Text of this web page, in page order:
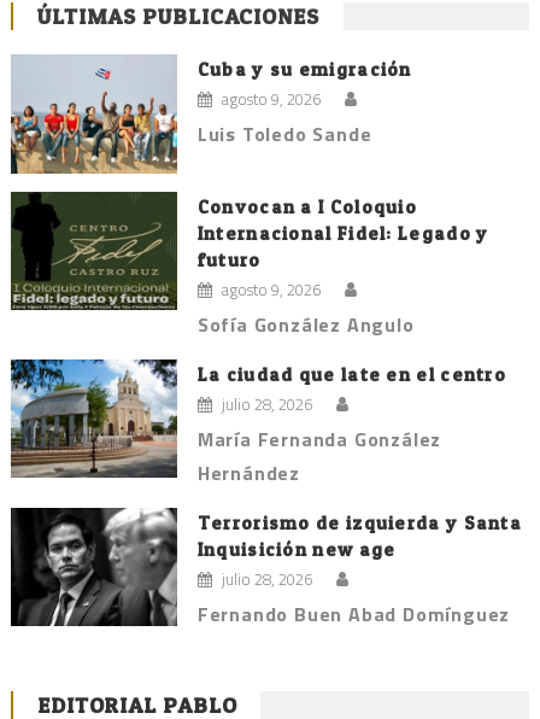
ÚLTIMAS PUBLICACIONES
Cuba y su emigración
agosto 9, 2026
Luis Toledo Sande
Convocan a I Coloquio
Internacional Fidel: Legado y
futuro
agosto 9, 2026
Sofía González Angulo
La ciudad que late en el centro
julio 28, 2026
María Fernanda González
Hernández
Terrorismo de izquierda y Santa
Inquisición new age
julio 28, 2026
Fernando Buen Abad Domínguez
EDITORIAL PABLO